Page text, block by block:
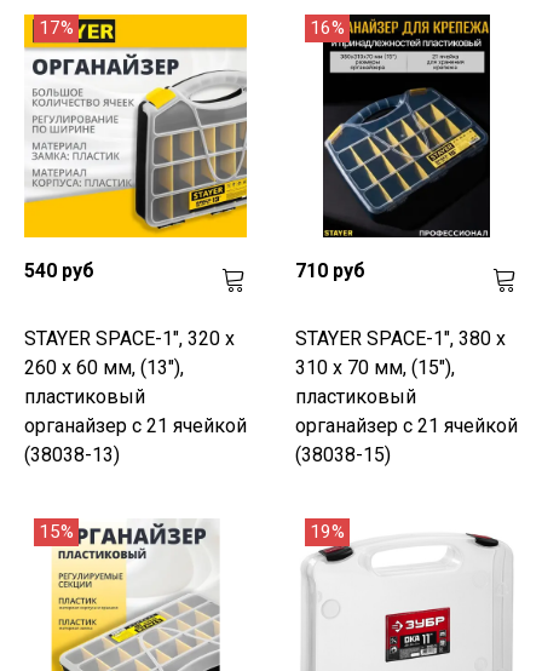
17%
540 руб
STAYER SPACE-1", 320 х
260 х 60 мм, (13"),
пластиковый
органайзер с 21 ячейкой
(38038-13)
16%
710 руб
STAYER SPACE-1", 380 х
310 х 70 мм, (15"),
пластиковый
органайзер с 21 ячейкой
(38038-15)
15% 19%